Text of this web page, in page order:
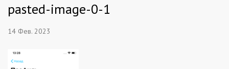
Кейсы
pasted-image-0-1
14 Фев. 2023